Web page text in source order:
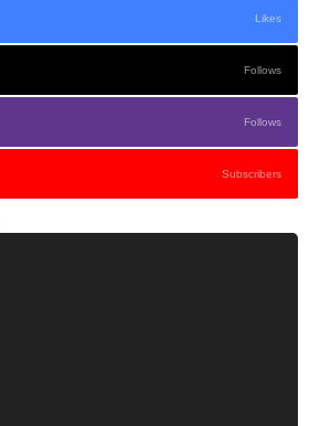
Likes
Follows
Follows
Subscribers